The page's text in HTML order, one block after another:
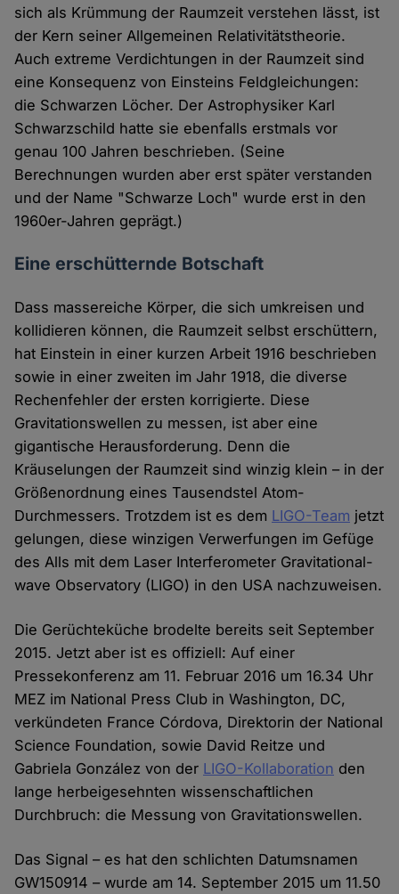
sich als Krümmung der Raumzeit verstehen lässt, ist
der Kern seiner Allgemeinen Relativitätstheorie.
Auch extreme Verdichtungen in der Raumzeit sind
eine Konsequenz von Einsteins Feldgleichungen:
die Schwarzen Löcher. Der Astrophysiker Karl
Schwarzschild hatte sie ebenfalls erstmals vor
genau 100 Jahren beschrieben. (Seine
Berechnungen wurden aber erst später verstanden
und der Name "Schwarze Loch" wurde erst in den
1960er-Jahren geprägt.)
Eine erschütternde Botschaft
Dass massereiche Körper, die sich umkreisen und
kollidieren können, die Raumzeit selbst erschüttern,
hat Einstein in einer kurzen Arbeit 1916 beschrieben
sowie in einer zweiten im Jahr 1918, die diverse
Rechenfehler der ersten korrigierte. Diese
Gravitationswellen zu messen, ist aber eine
gigantische Herausforderung. Denn die
Kräuselungen der Raumzeit sind winzig klein – in der
Größenordnung eines Tausendstel Atom-
Durchmessers. Trotzdem ist es dem LIGO-Team jetzt
gelungen, diese winzigen Verwerfungen im Gefüge
des Alls mit dem Laser Interferometer Gravitational-
wave Observatory (LIGO) in den USA nachzuweisen.
Die Gerüchteküche brodelte bereits seit September
2015. Jetzt aber ist es offiziell: Auf einer
Pressekonferenz am 11. Februar 2016 um 16.34 Uhr
MEZ im National Press Club in Washington, DC,
verkündeten France Córdova, Direktorin der National
Science Foundation, sowie David Reitze und
Gabriela González von der LIGO-Kollaboration den
lange herbeigesehnten wissenschaftlichen
Durchbruch: die Messung von Gravitationswellen.
Das Signal – es hat den schlichten Datumsnamen
GW150914 – wurde am 14. September 2015 um 11.50